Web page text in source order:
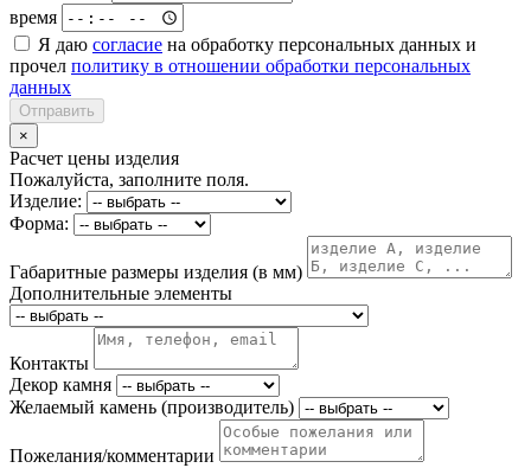
время
Я даю согласие на обработку персональных данных и
прочел политику в отношении обработки персональных
данных
Отправить
×
Расчет цены изделия
Пожалуйста, заполните поля.
Изделие:
Форма:
Габаритные размеры изделия (в мм)
Дополнительные элементы
Контакты
Декор камня
Желаемый камень (производитель)
Пожелания/комментарии